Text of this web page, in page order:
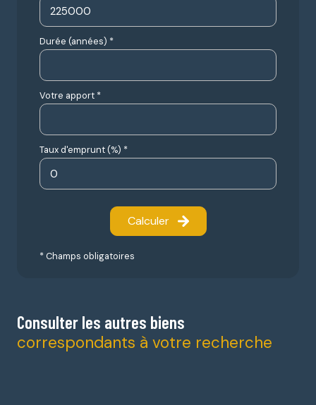
Durée (années) *
Votre apport *
Taux d'emprunt (%) *
Calculer
* Champs obligatoires
Consulter les autres biens
correspondants à votre recherche